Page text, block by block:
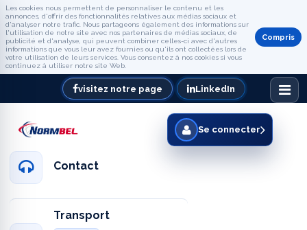
Les cookies nous permettent de personnaliser le contenu et les
annonces, d'offrir des fonctionnalités relatives aux médias sociaux et
d'analyser notre trafic. Nous partageons également des informations sur
l'utilisation de notre site avec nos partenaires de médias sociaux, de
publicité et d'analyse, qui peuvent combiner celles-ci avec d'autres
informations que vous leur avez fournies ou qu'ils ont collectées lors de
votre utilisation de leurs services. Vous consentez à nos cookies si vous
continuez à utiliser notre site Web.
Compris
visitez notre page LinkedIn
Contact
Transport
Se connecter